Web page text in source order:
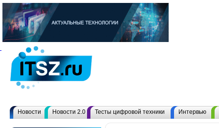
Новости Новости 2.0 Тесты цифровой техники Интервью